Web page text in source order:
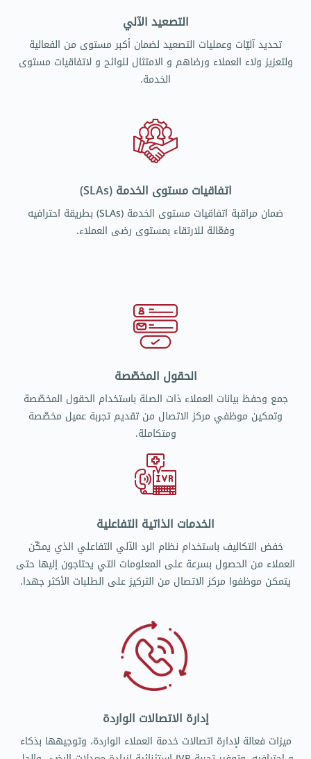
اتفاقيات مستوى الخدمة (SLAs)
ضمان مراقبة اتفاقيات مستوى الخدمة (SLAs) بطريقة احترافيه
وفعّالة للارتقاء بمستوى رضى العملاء.
التصعيد الآلي
تحديد آليّات وعمليات التصعيد لضمان أكبر مستوى من الفعالية
ولتعزيز ولاء العملاء ورضاهم و الامتثال للوائح و لاتفاقيات مستوى
الخدمة.
إدارة الاتصالات الواردة
ميزات فعالة لإدارة اتصالات خدمة العملاء الواردة، وتوجيهها بذكاء
الخدمات الذاتية التفاعلية
خفض التكاليف باستخدام نظام الرد الآلي التفاعلي الذي يمكّن
العملاء من الحصول بسرعة على المعلومات التي يحتاجون إليها حتى
يتمكن موظفوا مركز الاتصال من التركيز على الطلبات الأكثر جهدا.
الحقول المخصّصة
جمع وحفظ بيانات العملاء ذات الصلة باستخدام الحقول المخصّصة
وتمكين موظفي مركز الاتصال من تقديم تجربة عميل مخصّصة
ومتكاملة.